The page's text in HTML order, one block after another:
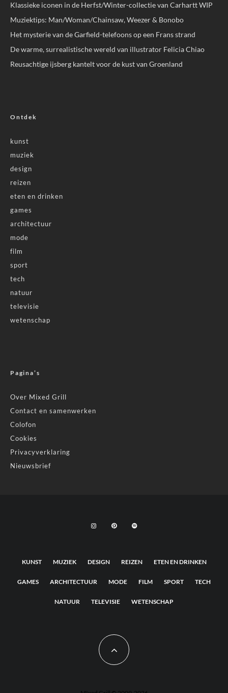
Klassieke iconen in de Herfst/Winter-collectie van Carhartt WIP
Muziektips: Man/Woman/Chainsaw, Weezer & Bonobo
Het mysterie van de Garfield-telefoons op een Frans strand
De warme, surrealistische wereld van illustrator Felicia Chiao
Reusachtige ijsberg kantelt voor de kust van Groenland
Ontdek
kunst
muziek
design
reizen
eten en drinken
games
architectuur
mode
film
sport
tech
natuur
televisie
wetenschap
Pagina’s
Over Mixed Grill
Contact en samenwerken
Colofon
Cookies
Privacyverklaring
Nieuwsbrief
KUNST MUZIEK DESIGN REIZEN ETEN EN DRINKEN
GAMES ARCHITECTUUR MODE FILM SPORT TECH
NATUUR TELEVISIE WETENSCHAP